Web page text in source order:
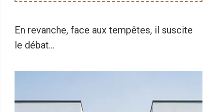
En revanche, face aux tempêtes, il suscite
le débat…